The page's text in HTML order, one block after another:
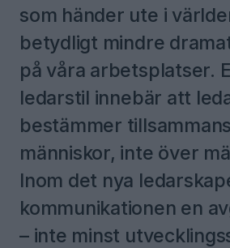
som händer ute i
betydligt mindre
på våra arbetsplatser.
ledarstil innebär att
bestämmer
människor, inte över
Inom det nya
kommunikationen en
– inte minst